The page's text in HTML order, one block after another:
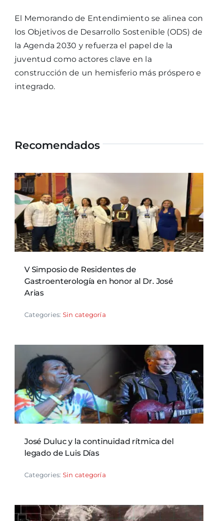
El Memorando de Entendimiento se alinea con
los Objetivos de Desarrollo Sostenible (ODS) de
la Agenda 2030 y refuerza el papel de la
juventud como actores clave en la
construcción de un hemisferio más próspero e
integrado.
Recomendados
V Simposio de Residentes de
Gastroenterología en honor al Dr. José
Arias
Categories: Sin categoría
José Duluc y la continuidad rítmica del
legado de Luis Días
Categories: Sin categoría